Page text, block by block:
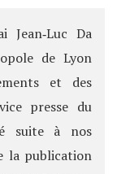
Da
de Lyon
et des
presse du
suite à nos
la publication